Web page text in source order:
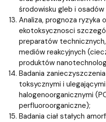
środowisku gleb i osadów
Analiza, prognoza ryzyka
ekotoksycznosci
preparatów
mediów reakcyjnych
produktów
Badania
toksycznymi i
halogenoorganicznymi
perfluoroorganiczne);
Badania ciał stałych